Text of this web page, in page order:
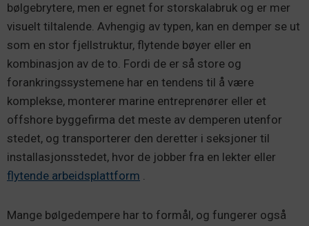
bølgebrytere, men er egnet for storskalabruk og er mer
visuelt tiltalende. Avhengig av typen, kan en demper se ut
som en stor fjellstruktur, flytende bøyer eller en
kombinasjon av de to. Fordi de er så store og
forankringssystemene har en tendens til å være
komplekse, monterer marine entreprenører eller et
offshore byggefirma det meste av demperen utenfor
stedet, og transporterer den deretter i seksjoner til
installasjonsstedet, hvor de jobber fra en lekter eller
flytende arbeidsplattform .
Mange bølgedempere har to formål, og fungerer også